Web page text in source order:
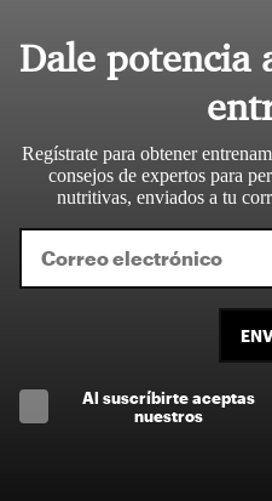
Dale potencia
Regístrate para obtener
consejos de expertos para
nutritivas, enviados a tu
Al suscríbirte aceptas
nuestros